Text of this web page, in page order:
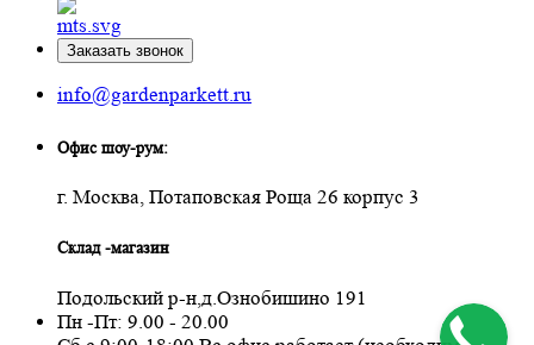
Заказать звонок
info@gardenparkett.ru
Офис шоу-рум:
г. Москва, Потаповская Роща 26 корпус 3
Склад -магазин
Подольский р-н,д.Ознобишино 191
Пн -Пт: 9.00 - 20.00